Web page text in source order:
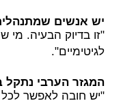
יש אנשים
"זו בדיוק הבעיה.
לגיטימיים".
המגזר הערבי נתקל
"יש חובה לאפשר לכל